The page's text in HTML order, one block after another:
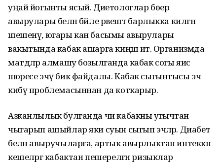
уңай йогынты ясый. Диетологлар бөер
авырулары белән бәйле рәвештә барлыкка килгән
шешенү, югары кан басымы авырулары
вакытында кабак ашарга киңәш итә. Организмда
матдәләр алмашу бозылганда кабак согы яисә
пюресе эчү бик файдалы. Кабак сыгынтысы эч
кибү проблемасыннан да коткарыр.
Азканлылык булганда чи кабакны угычтан
чыгарып ашыйлар яки суын сыгып эчәләр. Диабет
белән авыручыларга, артык авырлыктан интеккән
кешеләргә кабактан пешерелгән ризыклар